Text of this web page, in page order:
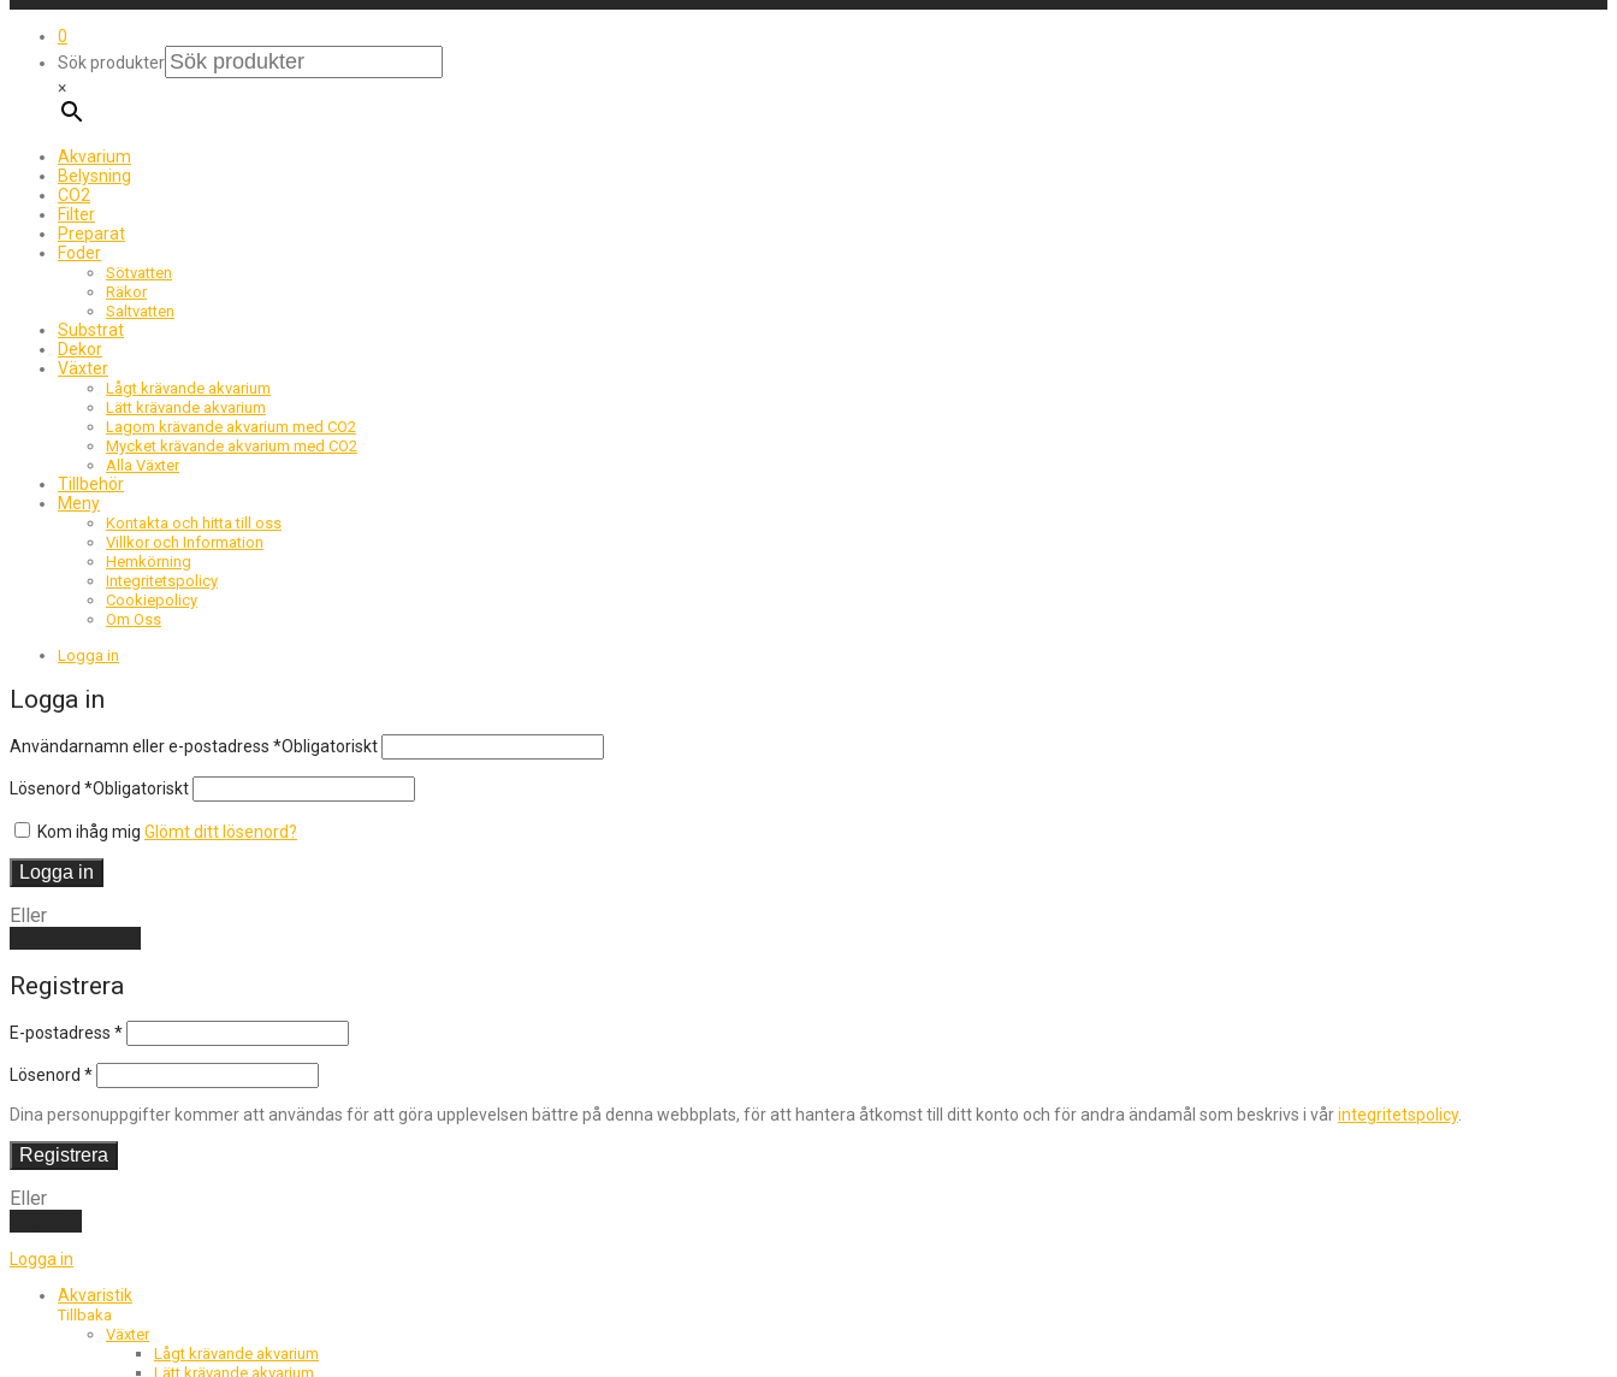
0
Sök produkter
×
Akvarium
Belysning
CO2
Filter
Preparat
Foder
Sötvatten
Räkor
Saltvatten
Substrat
Dekor
Växter
Lågt krävande akvarium
Lätt krävande akvarium
Lagom krävande akvarium med CO2
Mycket krävande akvarium med CO2
Alla Växter
Tillbehör
Meny
Kontakta och hitta till oss
Villkor och Information
Hemkörning
Integritetspolicy
Cookiepolicy
Om Oss
Logga in
Logga in
Användarnamn eller e-postadress *Obligatoriskt
Lösenord *Obligatoriskt
Kom ihåg mig Glömt ditt lösenord?
Logga in
Eller
Registrera
E-postadress *
Lösenord *
Dina personuppgifter kommer att användas för att göra upplevelsen bättre på denna webbplats, för att hantera åtkomst till ditt konto och för andra ändamål som beskrivs i vårintegritetspolicy.
Registrera
Eller
Logga in
Akvaristik
Tillbaka
Växter
Lågt krävande akvarium
Lätt krävande akvarium